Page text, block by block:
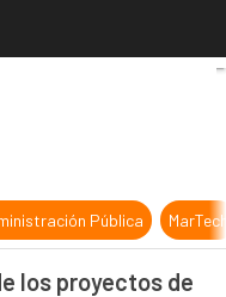
ser pieza clave de los
Pública
los proyectos de